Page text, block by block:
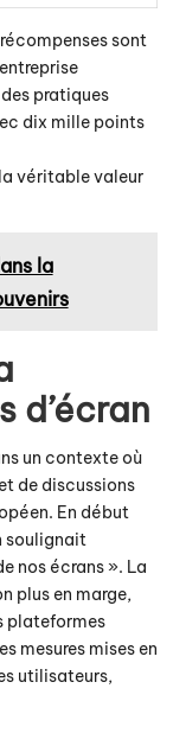
sont
pratiques
dix mille points
véritable valeur
la
d’écran
un contexte où
de discussions
En début
soulignait
nos écrans ». La
plus en marge,
plateformes
mesures mises en
utilisateurs,